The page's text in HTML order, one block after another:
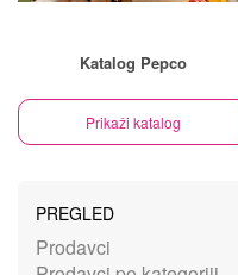
Katalog Pepco
Prikaži katalog
PREGLED
Prodavci